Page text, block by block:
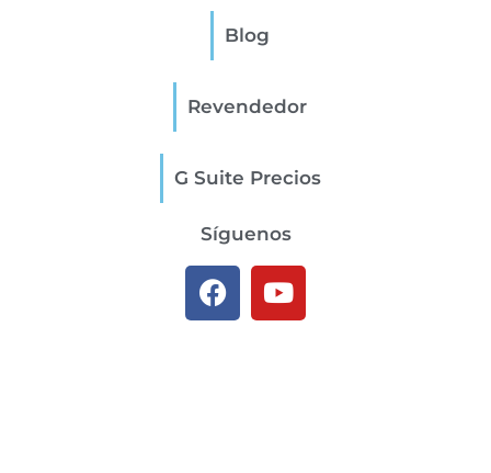
Blog
Revendedor
G Suite Precios
Síguenos